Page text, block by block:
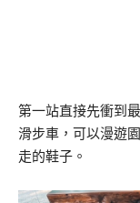
第一站直接先衝到
滑步車，可以漫遊
走的鞋子。